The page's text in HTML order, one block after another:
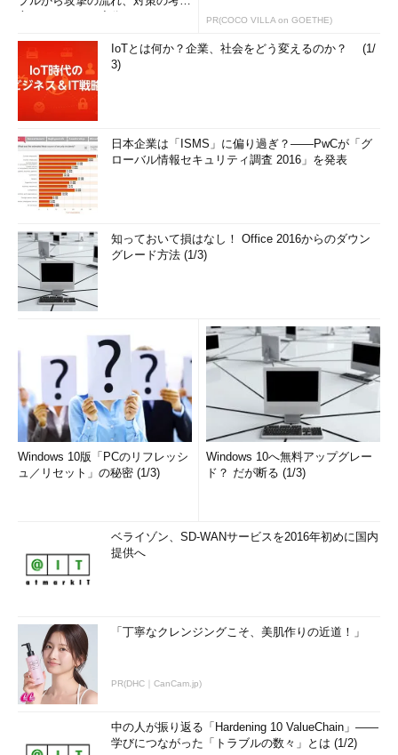
PR(COCO VILLA on GOETHE)
IoTとは何か？企業、社会をどう変えるのか？ (1/
3)
日本企業は「ISMS」に偏り過ぎ？――PwCが「グ
ローバル情報セキュリティ調査 2016」を発表
知っておいて損はなし！ Office 2016からのダウン
グレード方法 (1/3)
Windows 10版「PCのリフレッシ
ュ／リセット」の秘密 (1/3)
Windows 10へ無料アップグレー
ド？ だが断る (1/3)
ベライゾン、SD-WANサービスを2016年初めに国内
提供へ
「丁寧なクレンジングこそ、美肌作りの近道！」
PR(DHC｜CanCam.jp)
中の人が振り返る「Hardening 10 ValueChain」――
学びにつながった「トラブルの数々」とは (1/2)